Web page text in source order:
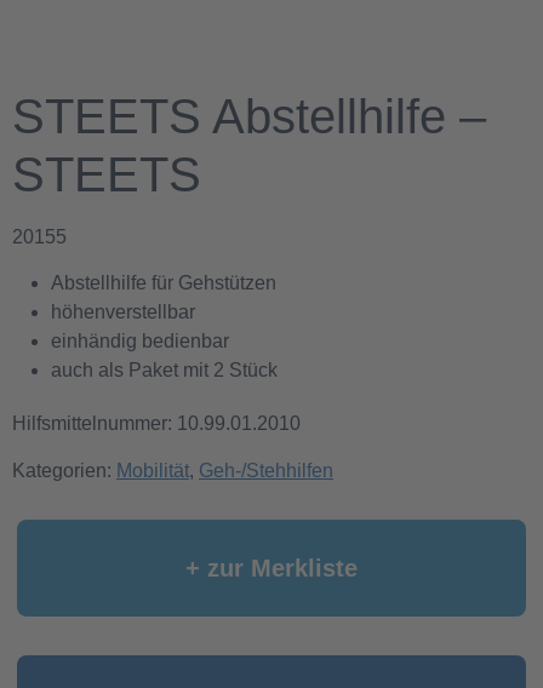
STEETS Abstellhilfe –
STEETS
20155
Abstellhilfe für Gehstützen
höhenverstellbar
einhändig bedienbar
auch als Paket mit 2 Stück
Hilfsmittelnummer: 10.99.01.2010
Kategorien: Mobilität, Geh-/Stehhilfen
+ zur Merkliste